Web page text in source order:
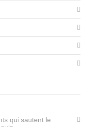
qui sautent le